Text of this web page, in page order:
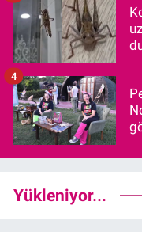
4
Yükleniyor...